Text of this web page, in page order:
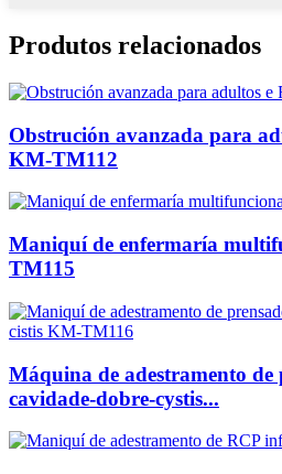
Produtos relacionados
Obstrución avanzada para
KM-TM112
Maniquí de enfermaría
TM115
Máquina de adestramento de
cavidade-dobre-cystis...